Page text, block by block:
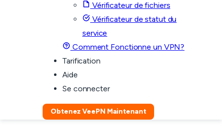
Vérificateur de fichiers
Vérificateur de statut du
service
Comment Fonctionne un VPN?
Tarification
Aide
Se connecter
Obtenez VeePN Maintenant